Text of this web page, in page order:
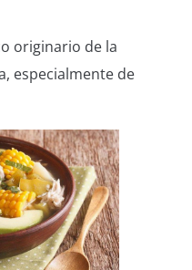
originario de la
especialmente de